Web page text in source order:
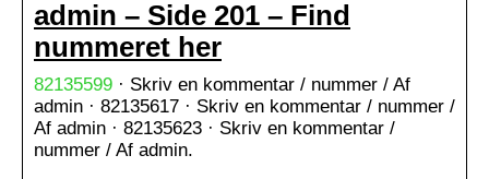
admin – Side 201 – Find
nummeret her
82135599 · Skriv en kommentar / nummer / Af
admin · 82135617 · Skriv en kommentar / nummer /
Af admin · 82135623 · Skriv en kommentar /
nummer / Af admin.